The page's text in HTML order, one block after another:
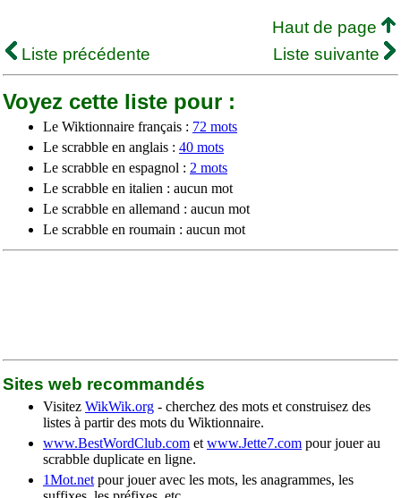
Haut de page
Liste précédente
Liste suivante
Voyez cette liste pour :
Le Wiktionnaire français : 72 mots
Le scrabble en anglais : 40 mots
Le scrabble en espagnol : 2 mots
Le scrabble en italien : aucun mot
Le scrabble en allemand : aucun mot
Le scrabble en roumain : aucun mot
Sites web recommandés
Visitez WikWik.org - cherchez des mots et construisez des
listes à partir des mots du Wiktionnaire.
www.BestWordClub.com et www.Jette7.com pour jouer au
scrabble duplicate en ligne.
1Mot.net pour jouer avec les mots, les anagrammes, les